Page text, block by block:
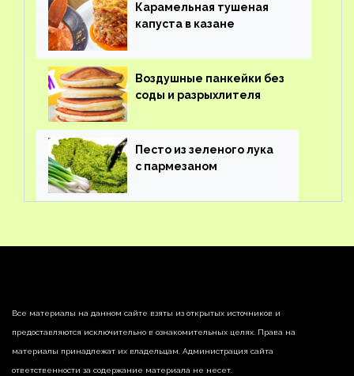
Карамельная тушеная
капуста в казане
Воздушные панкейки без
соды и разрыхлителя
Песто из зеленого лука
с пармезаном
Все материалы на данном сайте взяты из открытых источников и
предоставляются исключительно в ознакомительных целях. Права на
материалы принадлежат их владельцам. Администрация сайта
ответственности за содержание материала не несет.